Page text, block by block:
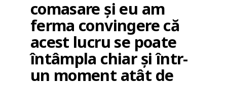
comasare și eu am
ferma convingere că
acest lucru se poate
întâmpla chiar și într-
un moment atât de